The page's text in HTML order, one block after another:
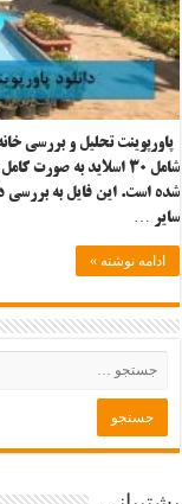
پاورپوینت تحلیل و بررسی
شامل ۳۰ اسلاید به
شده است. این فایل به بررسی
سایر …
ادامه نوشته »